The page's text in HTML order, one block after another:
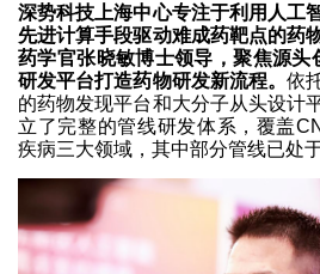
深势科技上海中心专注于利用人工
先进计算手段驱动难成药靶点的药
药学官张晓敏博士领导，聚焦源
研发平台打造药物研发新流程。依
的药物发现平台和大分子从头设计
立了完整的管线研发体系，覆盖
疾病三大领域，其中部分管线已处